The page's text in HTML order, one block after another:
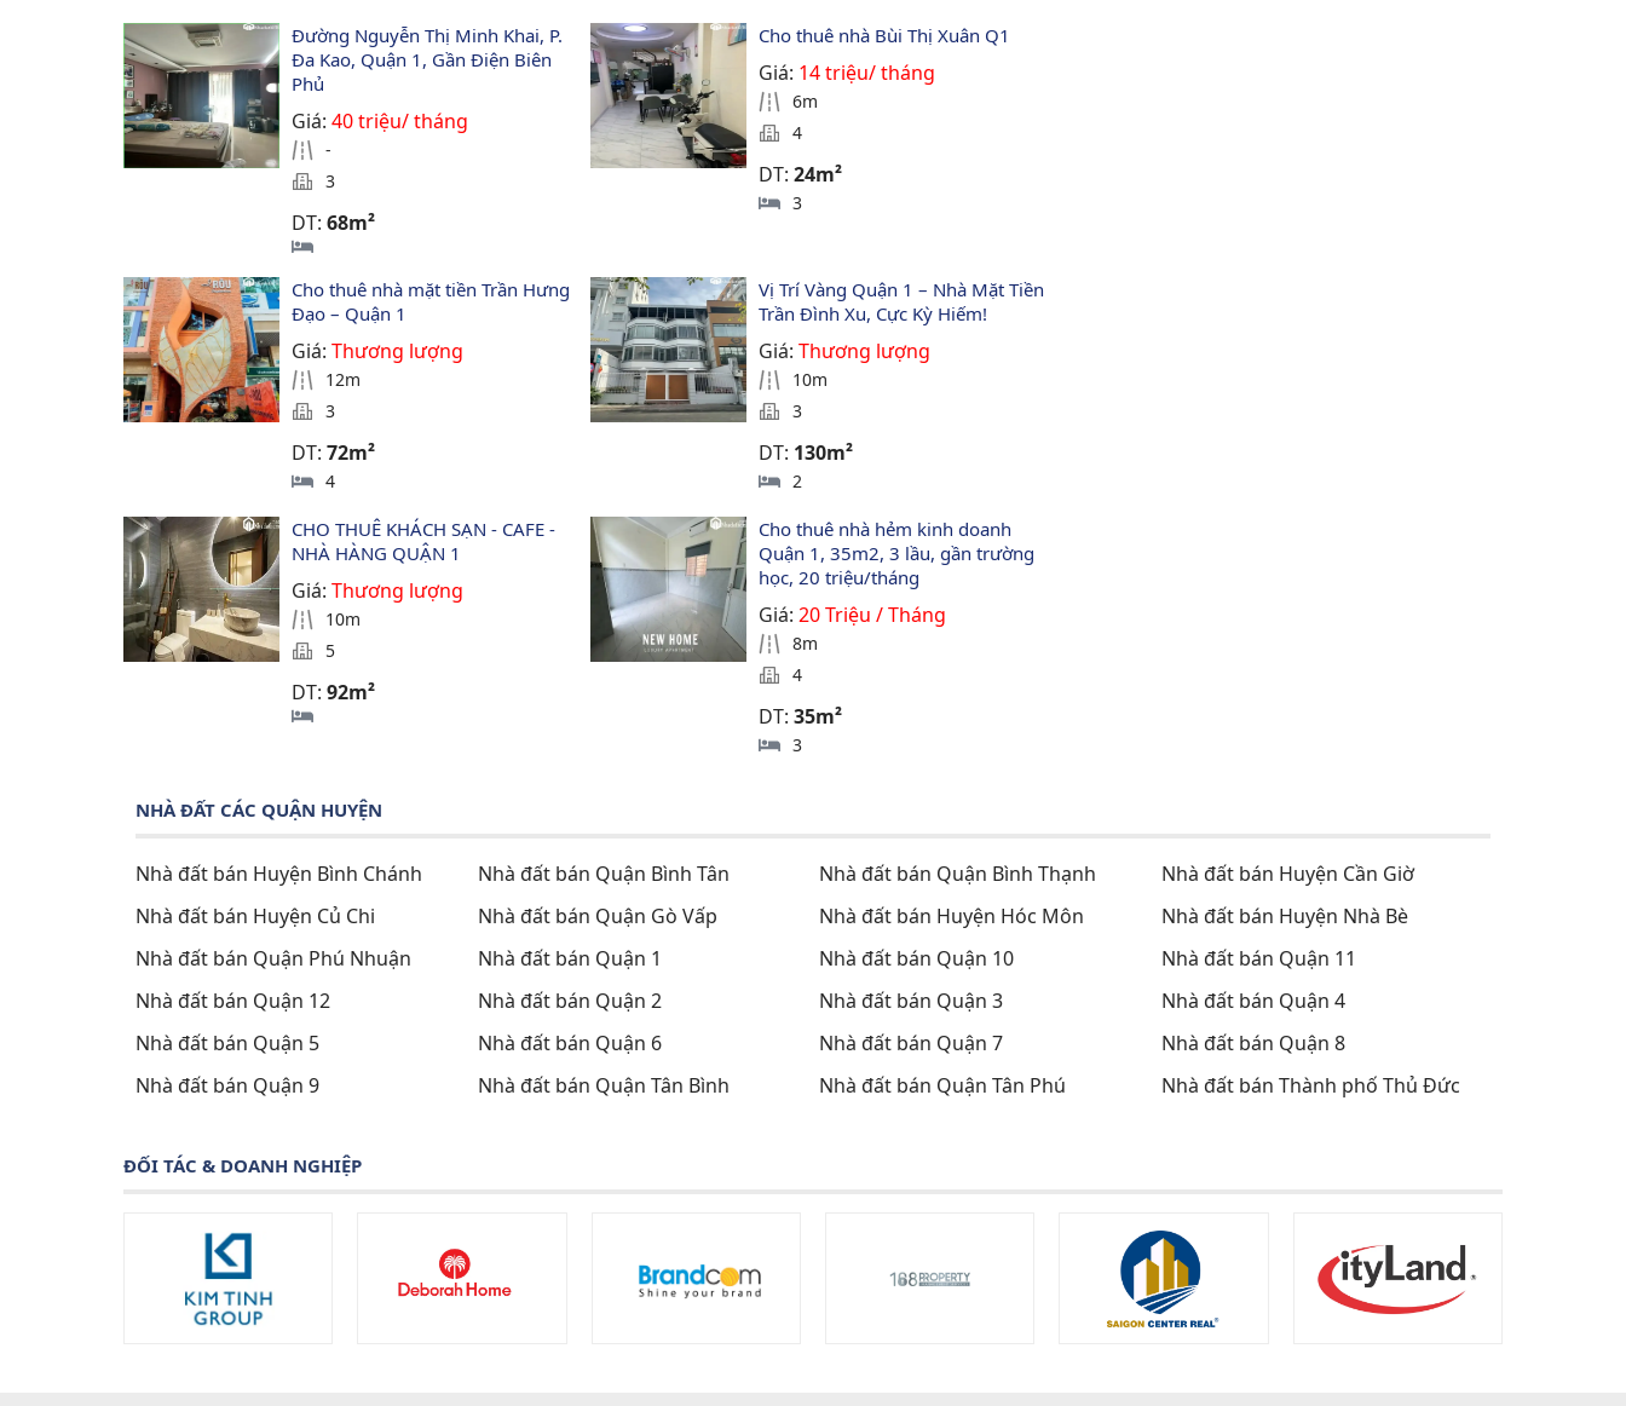
Đường Nguyễn Thị Minh Khai, P.
Đa Kao, Quận 1, Gần Điện Biên
Phủ
Giá:40 triệu/ tháng
-
3
DT:68m²
Cho thuê nhà Bùi Thị Xuân Q1
Giá: 14 triệu/ tháng
6m
4
DT: 24m²
3
Cho thuê nhà mặt tiền Trần Hưng
Đạo – Quận 1
Giá:Thương lượng
12m
3
DT:72m²
4
Vị Trí Vàng Quận 1 – Nhà Mặt Tiền
Trần Đình Xu, Cực Kỳ Hiếm!
Giá: Thương lượng
10m
3
DT: 130m²
2
CHO THUÊ KHÁCH SẠN - CAFE -
NHÀ HÀNG QUẬN 1
Giá:Thương lượng
10m
5
DT:92m²
Cho thuê nhà hẻm kinh doanh
Quận 1, 35m2, 3 lầu, gần trường
học, 20 triệu/tháng
Giá: 20 Triệu / Tháng
8m
4
DT: 35m²
3
NHÀ ĐẤT CÁC QUẬN HUYỆN
Nhà đất bán Huyện Bình Chánh Nhà đất bán Quận Bình Tân Nhà đất bán Quận Bình Thạnh
Nhà đất bán Huyện Cần Giờ
Nhà đất bán Huyện Củ Chi
Nhà đất bán Quận Gò Vấp Nhà đất bán Huyện Hóc Môn
Nhà đất bán Huyện Nhà Bè
Nhà đất bán Quận Phú Nhuận
Nhà đất bán Quận 1 Nhà đất bán Quận 10
Nhà đất bán Quận 11
Nhà đất bán Quận 12
Nhà đất bán Quận 2 Nhà đất bán Quận 3
Nhà đất bán Quận 4
Nhà đất bán Quận 5
Nhà đất bán Quận 6 Nhà đất bán Quận 7
Nhà đất bán Quận 8
Nhà đất bán Quận 9
Nhà đất bán Quận Tân Bình Nhà đất bán Quận Tân Phú Nhà đất bán Thành phố Thủ Đức
ĐỐI TÁC & DOANH NGHIỆP